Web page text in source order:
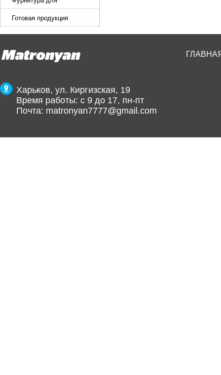
производства ремней
Готовая продукция
Харьков, ул. Киргизская, 19
Время работы: с 9 до 17, пн-пт
Почта: matronyan7777@gmail.com